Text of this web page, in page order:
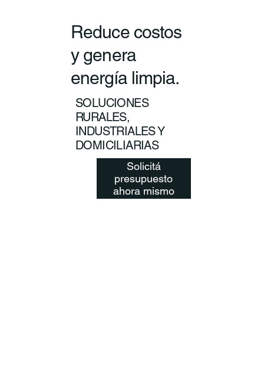
Reduce costos
y genera
energía limpia.
SOLUCIONES
RURALES,
INDUSTRIALES Y
DOMICILIARIAS
Solicitá
presupuesto
ahora mismo